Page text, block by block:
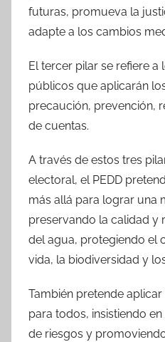
futuras, promueva la
adapte a los cambios
El tercer pilar se refiere a
públicos que aplicarán
precaución, prevención,
de cuentas.
A través de estos tres
electoral, el PEDD
más allá para lograr una
preservando la calidad y
del agua, protegiendo el
vida, la biodiversidad y
También pretende
para todos, insistiendo
de riesgos y